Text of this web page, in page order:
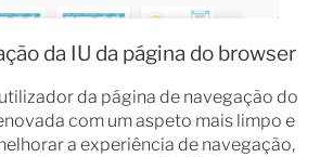
da IU da página do browser
da página de navegação do
com um aspeto mais limpo e
a experiência de navegação,